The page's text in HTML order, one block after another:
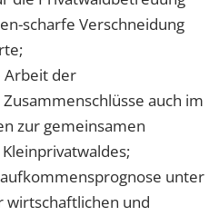
scharfe Verschneidung
Arbeit der
auch im
zur gemeinsamen
unter
wirtschaftlichen und